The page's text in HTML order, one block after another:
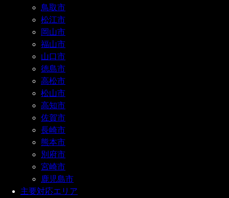
鳥取市
松江市
岡山市
福山市
山口市
徳島市
高松市
松山市
高知市
佐賀市
長崎市
熊本市
別府市
宮崎市
鹿児島市
主要対応エリア